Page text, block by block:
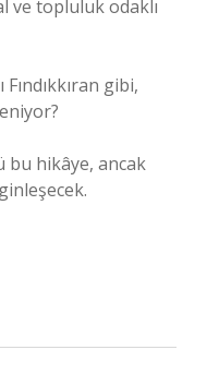
ve topluluk odaklı
gibi,
bu hikâye, ancak